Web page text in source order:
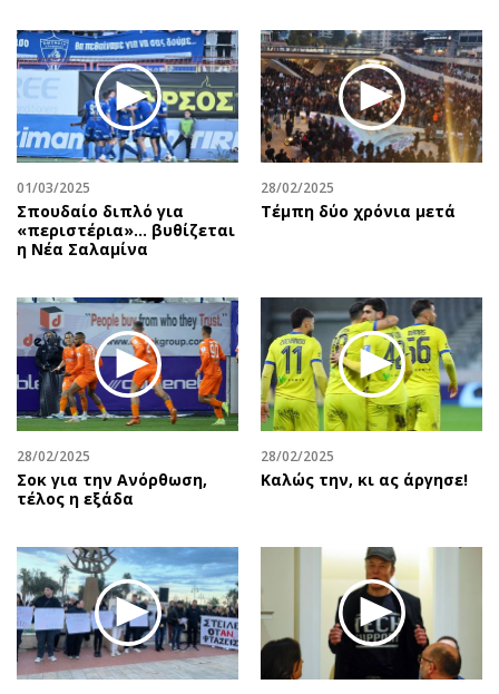
01/03/2025
Σπουδαίο διπλό για
«περιστέρια»... βυθίζεται
η Νέα Σαλαμίνα
28/02/2025
Τέμπη δύο χρόνια μετά
28/02/2025
Σοκ για την Ανόρθωση,
τέλος η εξάδα
28/02/2025
Καλώς την, κι ας άργησε!